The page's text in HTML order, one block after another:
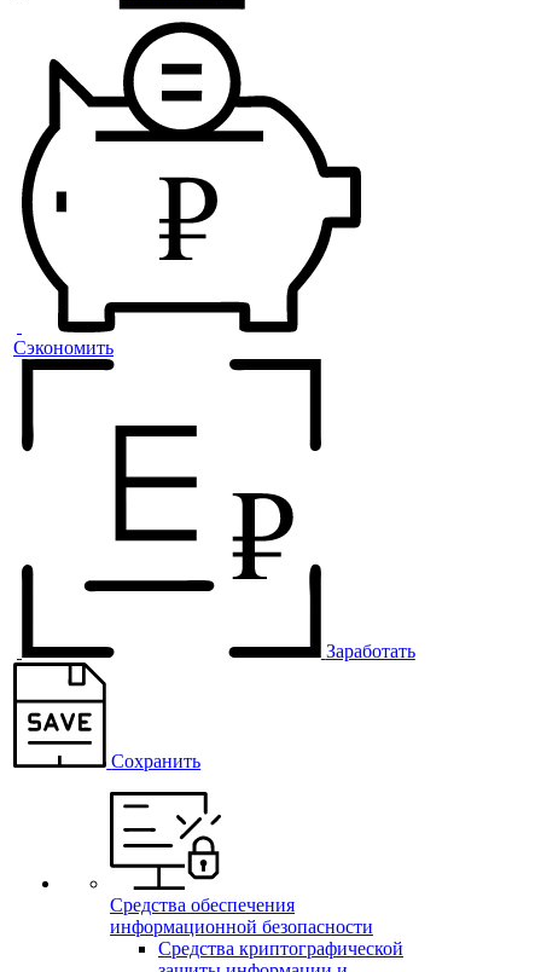
Сэкономить
Заработать
Сохранить
Средства обеспечения
информационной безопасности
Средства криптографической